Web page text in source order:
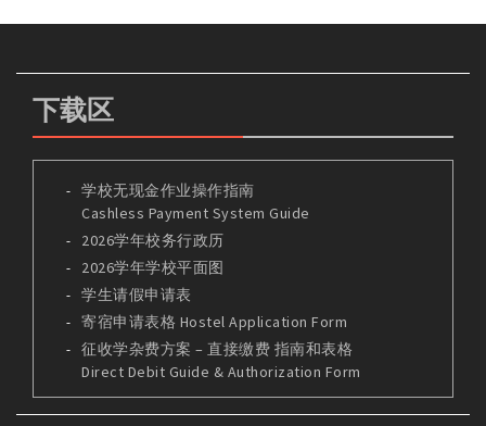
下载区
学校无现金作业操作指南
Cashless Payment System Guide
2026学年校务行政历
2026学年学校平面图
学生请假申请表
寄宿申请表格 Hostel Application Form
征收学杂费方案 – 直接缴费 指南和表格
Direct Debit Guide & Authorization Form